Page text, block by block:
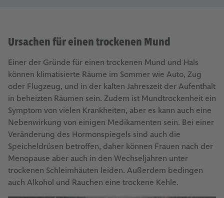
Ursachen für einen trockenen Mund
Einer der Gründe für einen trockenen Mund und Hals
können klimatisierte Räume im Sommer wie Auto, Zug
oder Flugzeug, und in der kalten Jahreszeit der Aufenthalt
in beheizten Räumen sein. Zudem ist Mundtrockenheit ein
Symptom von vielen Krankheiten, aber es kann auch eine
Nebenwirkung von einigen Medikamenten sein. Bei einer
Veränderung des Hormonspiegels sind auch die
Speicheldrüsen betroffen, daher können Frauen nach der
Menopause aber auch in den Wechseljahren unter
trockenen Schleimhäuten leiden. Außerdem bedingen
auch Alkohol und Rauchen eine trockene Kehle.